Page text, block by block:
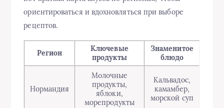
ориентироваться и вдохновляться при выборе
рецептов.
Регион
Ключевые
продукты
Знаменитое
блюдо
Нормандия
Молочные
продукты,
яблоки,
морепродукты
Кальвадос,
камамбер,
морской суп